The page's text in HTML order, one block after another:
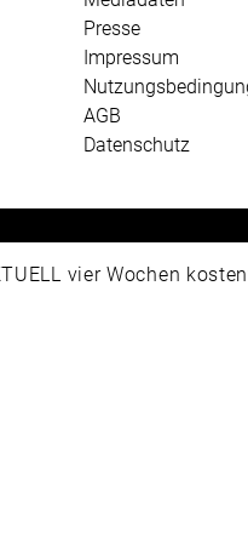
Presse
Impressum
AGB
Datenschutz
vier Wochen